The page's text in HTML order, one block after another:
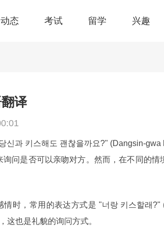
动态 考试 留学 兴趣
译
신과 키스해도 괜찮을까요?" (Dangsin-
询问是否可以亲吻对方。然而，在不同的
时，常用的表达方式是 "너랑 키스할래?"
这也是礼貌的询问方式。